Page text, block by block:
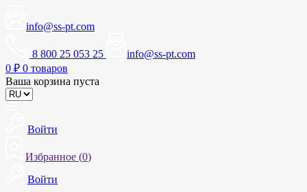
info@ss-pt.com
8 800 25 053 25
info@ss-pt.com
0 ₽ 0 товаров
Ваша корзина пуста
Войти
Избранное (0)
Войти